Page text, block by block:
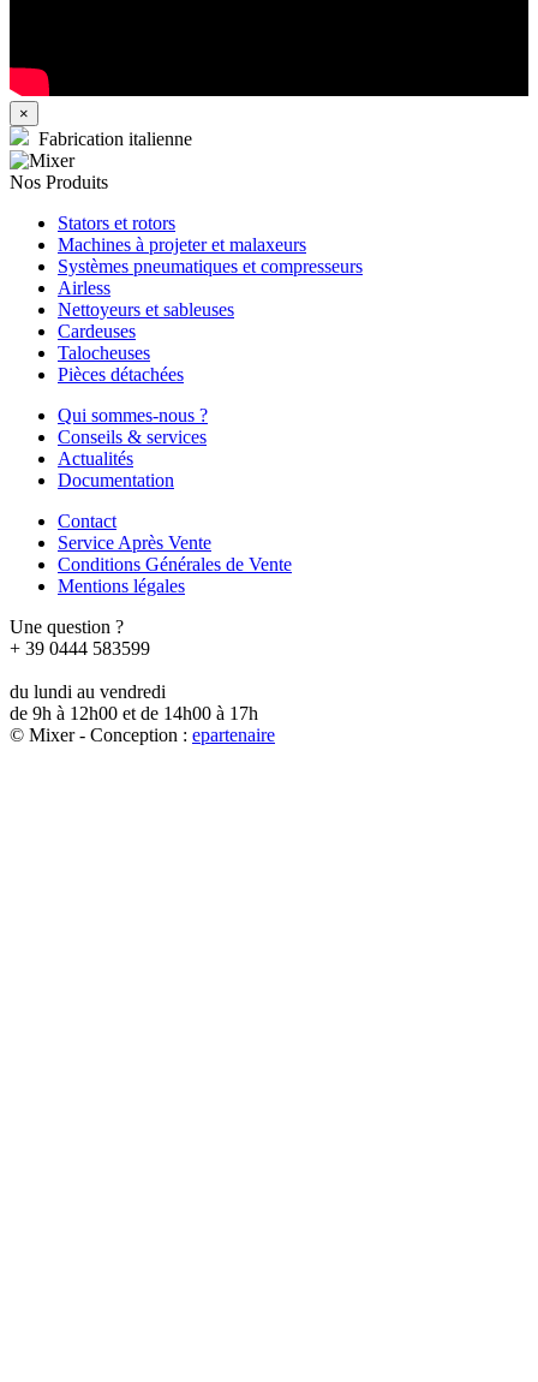
×
Fabrication italienne
Nos Produits
Stators et rotors
Machines à projeter et malaxeurs
Systèmes pneumatiques et compresseurs
Airless
Nettoyeurs et sableuses
Cardeuses
Talocheuses
Pièces détachées
Qui sommes-nous ?
Conseils & services
Actualités
Documentation
Contact
Service Après Vente
Conditions Générales de Vente
Mentions légales
Une question ?
+ 39 0444 583599
du lundi au vendredi
de 9h à 12h00 et de 14h00 à 17h
© Mixer - Conception : epartenaire